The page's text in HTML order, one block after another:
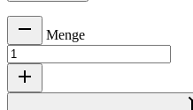
Menge